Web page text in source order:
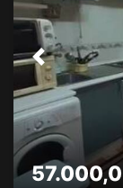
Previous